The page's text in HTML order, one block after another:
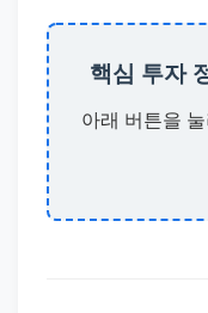
핵심 투자
아래 버튼을